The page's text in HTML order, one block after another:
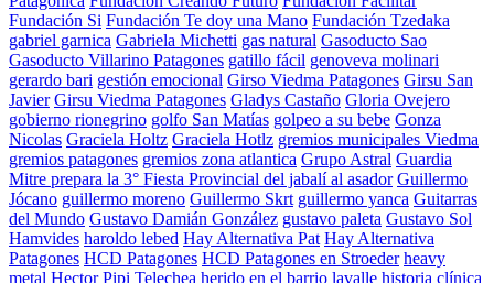
Fundación Si Fundación Te doy una Mano Fundación Tzedaka
gabriel garnica Gabriela Michetti gas natural Gasoducto Sao
Gasoducto Villarino Patagones gatillo fácil genoveva molinari
gerardo bari gestión emocional Girso Viedma Patagones Girsu San
Javier Girsu Viedma Patagones Gladys Castaño Gloria Ovejero
gobierno rionegrino golfo San Matías golpeo a su bebe Gonza
Nicolas Graciela Holtz Graciela Hotlz gremios municipales Viedma
gremios patagones gremios zona atlantica Grupo Astral Guardia
Mitre prepara la 3° Fiesta Provincial del jabalí al asador Guillermo
Jócano guillermo moreno Guillermo Skrt guillermo yanca Guitarras
del Mundo Gustavo Damián González gustavo paleta Gustavo Sol
Hamvides haroldo lebed Hay Alternativa Pat Hay Alternativa
Patagones HCD Patagones HCD Patagones en Stroeder heavy
metal Hector Pipi Telechea herido en el barrio lavalle historia clínica